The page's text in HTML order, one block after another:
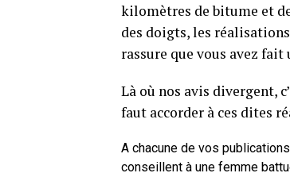
kilomètres de bitume et
des doigts, les
rassure que vous avez
Là où nos avis divergent,
faut accorder à ces dites
A chacune de vos
conseillent à une femme